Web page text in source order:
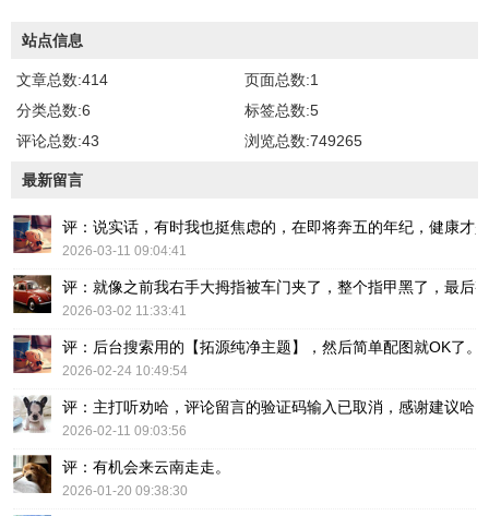
站点信息
文章总数:414
页面总数:1
分类总数:6
标签总数:5
评论总数:43
浏览总数:749265
最新留言
评：说实话，有时我也挺焦虑的，在即将奔五的年纪，健康才
2026-03-11 09:04:41
评：就像之前我右手大拇指被车门夹了，整个指甲黑了，最后
2026-03-02 11:33:41
评：后台搜索用的【拓源纯净主题】，然后简单配图就OK了。
2026-02-24 10:49:54
评：主打听劝哈，评论留言的验证码输入已取消，感谢建议哈！
2026-02-11 09:03:56
评：有机会来云南走走。
2026-01-20 09:38:30